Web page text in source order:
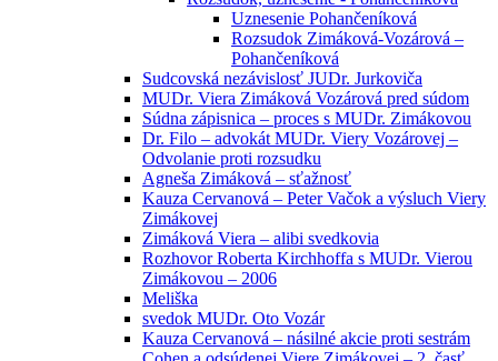
Uznesenie Pohančeníková
Rozsudok Zimáková-Vozárová –
Pohančeníková
Sudcovská nezávislosť JUDr. Jurkoviča
MUDr. Viera Zimáková Vozárová pred súdom
Súdna zápisnica – proces s MUDr. Zimákovou
Dr. Filo – advokát MUDr. Viery Vozárovej –
Odvolanie proti rozsudku
Agneša Zimáková – sťažnosť
Kauza Cervanová – Peter Vačok a výsluch Viery
Zimákovej
Zimáková Viera – alibi svedkovia
Rozhovor Roberta Kirchhoffa s MUDr. Vierou
Zimákovou – 2006
Meliška
svedok MUDr. Oto Vozár
Kauza Cervanová – násilné akcie proti sestrám